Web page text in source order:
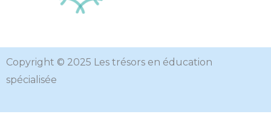
Copyright © 2025 Les trésors en éducation
spécialisée